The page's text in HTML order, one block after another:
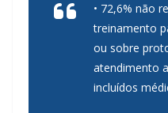
• 72,6% não
treinamento
ou sobre
atendimento
incluídos